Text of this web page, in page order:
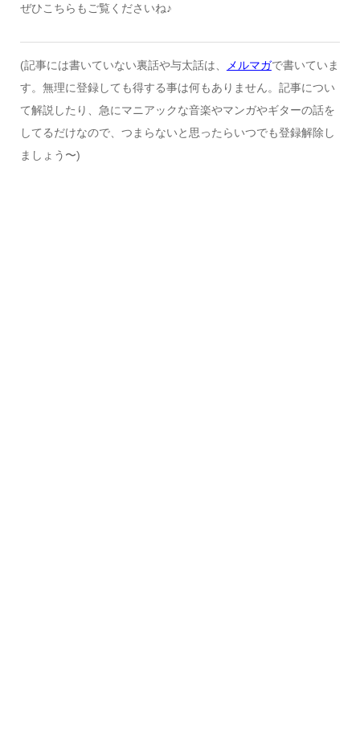
ぜひこちらもご覧くださいね♪
(記事には書いていない裏話や与太話は、 メルマガで書いていま
す。無理に登録しても得する事は何もありません。記事につい
て解説したり、急にマニアックな音楽やマンガやギターの話を
してるだけなので、つまらないと思ったらいつでも登録解除し
ましょう〜)